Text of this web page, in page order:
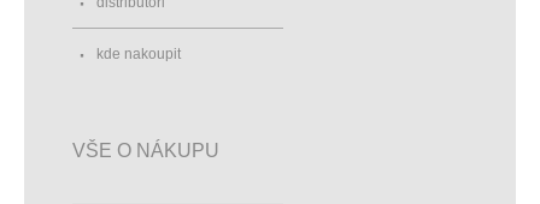
kde nakoupit
VŠE O NÁKUPU